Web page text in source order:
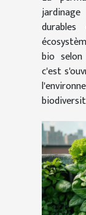
bio
c'est